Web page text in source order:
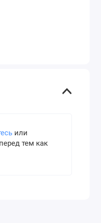
или
тем как